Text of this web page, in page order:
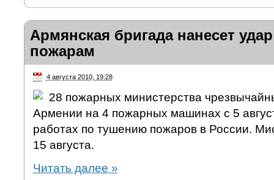
Армянская бригада нанесет
пожарам
4 августа 2010, 19:28
28 пожарных министерства
Армении на 4 пожарных машинах с 5
работах по тушению пожаров в России.
15 августа.
Читать далее »